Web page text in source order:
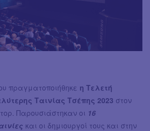
πραγματοποιήθηκε η Τελετή
Ταινίας Τσέπης 2023 στον
Παρουσιάστηκαν οι 16
και οι δημιουργοί τους και στην